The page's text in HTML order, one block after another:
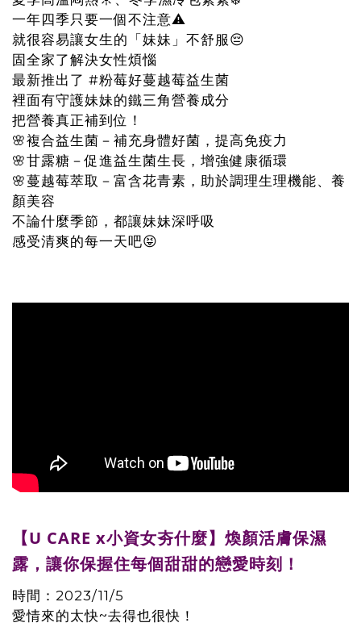
一年四季只要一個不注意⚠️
就很容易讓女生的「妹妹」不舒服😔
固全家了解決女性煩惱
最新推出了 #粉莓好蔓越莓益生菌
裡面有守護妹妹的鐵三角營養成分
把營養真正補到位！
🌸複合益生菌－補充身體好菌，提高免疫力
🌸甘露糖－促進益生菌生長，增強健康循環
🌸蔓越莓萃取－富含花青素，助於調理生理機能、養
顏美容
不論什麼季節，都讓妹妹深呼吸
感受清爽的每一天吧😝
【U CARE x小資女夯什麼】煥顏活膚保濕
露，讓你保握住每個甜甜的戀愛時刻！
時間：2023/11/5
愛情來的太快~去得也很快！